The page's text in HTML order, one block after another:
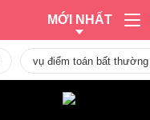
MỚI NHẤT
vụ điểm toán bất